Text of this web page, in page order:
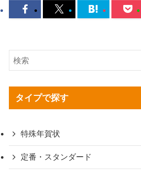
タイプで探す
特殊年賀状
定番・スタンダード